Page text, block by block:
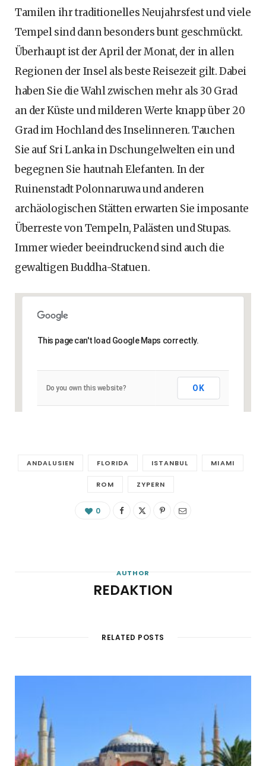
Tamilen ihr traditionelles Neujahrsfest und viele
Tempel sind dann besonders bunt geschmückt.
Überhaupt ist der April der Monat, der in allen
Regionen der Insel als beste Reisezeit gilt. Dabei
haben Sie die Wahl zwischen mehr als 30 Grad
an der Küste und milderen Werte knapp über 20
Grad im Hochland des Inselinneren. Tauchen
Sie auf Sri Lanka in Dschungelwelten ein und
begegnen Sie hautnah Elefanten. In der
Ruinenstadt Polonnaruwa und anderen
archäologischen Stätten erwarten Sie imposante
Überreste von Tempeln, Palästen und Stupas.
Immer wieder beeindruckend sind auch die
gewaltigen Buddha-Statuen.
This page can't load Google Maps correctly.
Do you own this website? OK
ANDALUSIEN FLORIDA ISTANBUL MIAMI
ROM ZYPERN
0
AUTHOR
REDAKTION
RELATED POSTS